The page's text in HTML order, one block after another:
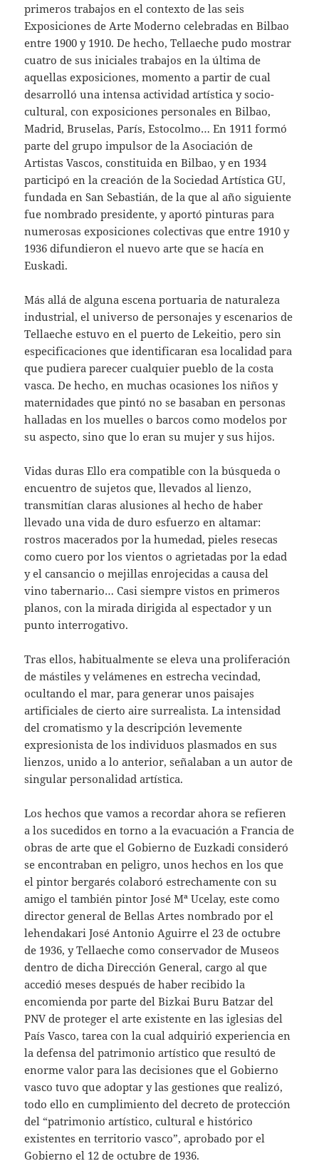
primeros trabajos en el contexto de las seis
Exposiciones de Arte Moderno celebradas en Bilbao
entre 1900 y 1910. De hecho, Tellaeche pudo mostrar
cuatro de sus iniciales trabajos en la última de
aquellas exposiciones, momento a partir de cual
desarrolló una intensa actividad artística y socio-
cultural, con exposiciones personales en Bilbao,
Madrid, Bruselas, París, Estocolmo… En 1911 formó
parte del grupo impulsor de la Asociación de
Artistas Vascos, constituida en Bilbao, y en 1934
participó en la creación de la Sociedad Artística GU,
fundada en San Sebastián, de la que al año siguiente
fue nombrado presidente, y aportó pinturas para
numerosas exposiciones colectivas que entre 1910 y
1936 difundieron el nuevo arte que se hacía en
Euskadi.
Más allá de alguna escena portuaria de naturaleza
industrial, el universo de personajes y escenarios de
Tellaeche estuvo en el puerto de Lekeitio, pero sin
especificaciones que identificaran esa localidad para
que pudiera parecer cualquier pueblo de la costa
vasca. De hecho, en muchas ocasiones los niños y
maternidades que pintó no se basaban en personas
halladas en los muelles o barcos como modelos por
su aspecto, sino que lo eran su mujer y sus hijos.
Vidas durasEllo era compatible con la búsqueda o
encuentro de sujetos que, llevados al lienzo,
transmitían claras alusiones al hecho de haber
llevado una vida de duro esfuerzo en altamar:
rostros macerados por la humedad, pieles resecas
como cuero por los vientos o agrietadas por la edad
y el cansancio o mejillas enrojecidas a causa del
vino tabernario… Casi siempre vistos en primeros
planos, con la mirada dirigida al espectador y un
punto interrogativo.
Tras ellos, habitualmente se eleva una proliferación
de mástiles y velámenes en estrecha vecindad,
ocultando el mar, para generar unos paisajes
artificiales de cierto aire surrealista. La intensidad
del cromatismo y la descripción levemente
expresionista de los individuos plasmados en sus
lienzos, unido a lo anterior, señalaban a un autor de
singular personalidad artística.
Los hechos que vamos a recordar ahora se refieren
a los sucedidos en torno a la evacuación a Francia de
obras de arte que el Gobierno de Euzkadi consideró
se encontraban en peligro, unos hechos en los que
el pintor bergarés colaboró estrechamente con su
amigo el también pintor José Mª Ucelay, este como
director general de Bellas Artes nombrado por el
lehendakari José Antonio Aguirre el 23 de octubre
de 1936, y Tellaeche como conservador de Museos
dentro de dicha Dirección General, cargo al que
accedió meses después de haber recibido la
encomienda por parte del Bizkai Buru Batzar del
PNV de proteger el arte existente en las iglesias del
País Vasco, tarea con la cual adquirió experiencia en
la defensa del patrimonio artístico que resultó de
enorme valor para las decisiones que el Gobierno
vasco tuvo que adoptar y las gestiones que realizó,
todo ello en cumplimiento del decreto de protección
del “patrimonio artístico, cultural e histórico
existentes en territorio vasco”, aprobado por el
Gobierno el 12 de octubre de 1936.